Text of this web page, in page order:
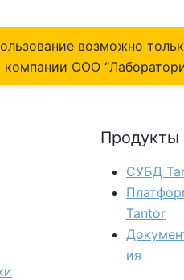
возможно
компании ОOO
Продукты
СУБД
Tantor
ия